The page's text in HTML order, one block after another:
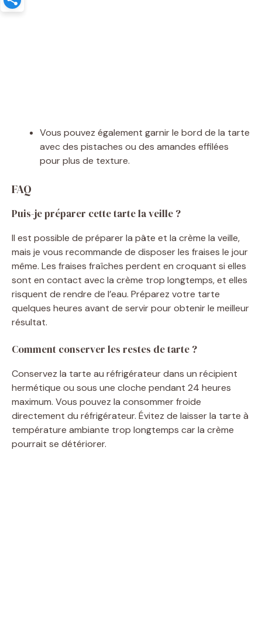
Vous pouvez également garnir le bord de la tarte
avec des pistaches ou des amandes effilées
pour plus de texture.
FAQ
Puis-je préparer cette tarte la veille ?
Il est possible de préparer la pâte et la crème la veille,
mais je vous recommande de disposer les fraises le jour
même. Les fraises fraîches perdent en croquant si elles
sont en contact avec la crème trop longtemps, et elles
risquent de rendre de l’eau. Préparez votre tarte
quelques heures avant de servir pour obtenir le meilleur
résultat.
Comment conserver les restes de tarte ?
Conservez la tarte au réfrigérateur dans un récipient
hermétique ou sous une cloche pendant 24 heures
maximum. Vous pouvez la consommer froide
directement du réfrigérateur. Évitez de laisser la tarte à
température ambiante trop longtemps car la crème
pourrait se détériorer.